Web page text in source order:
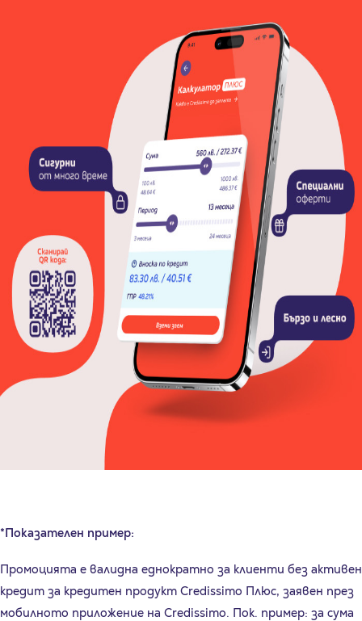
*Показателен пример:
Промоцията е валидна еднократно за клиенти без активен
кредит за кредитен продукт Credissimo Плюс, заявен през
мобилното приложение на Credissimo. Пок. пример: за сума